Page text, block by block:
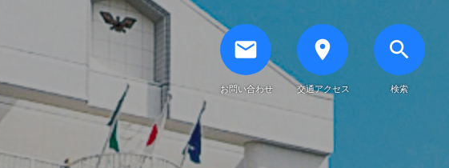
email
お問い合わせ
place
交通アクセス
search
検索